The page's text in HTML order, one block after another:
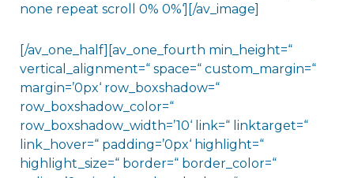
none repeat scroll 0% 0%‘][/av_image]
[/av_one_half][av_one_fourth min_height=“
vertical_alignment=“ space=“ custom_margin=“
margin=’0px‘ row_boxshadow=“
row_boxshadow_color=“
row_boxshadow_width=’10‘ link=“ linktarget=“
link_hover=“ padding=’0px‘ highlight=“
highlight_size=“ border=“ border_color=“